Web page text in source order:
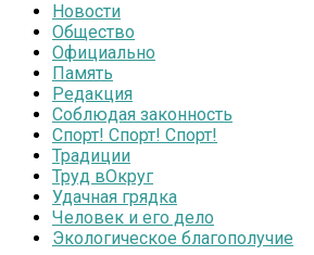
Новости
Общество
Официально
Память
Редакция
Соблюдая законность
Спорт! Спорт! Спорт!
Традиции
Труд вОкруг
Удачная грядка
Человек и его дело
Экологическое благополучие